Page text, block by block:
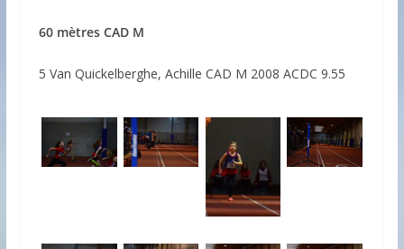
60 mètres CAD M
5 Van Quickelberghe, Achille CAD M 2008 ACDC 9.55